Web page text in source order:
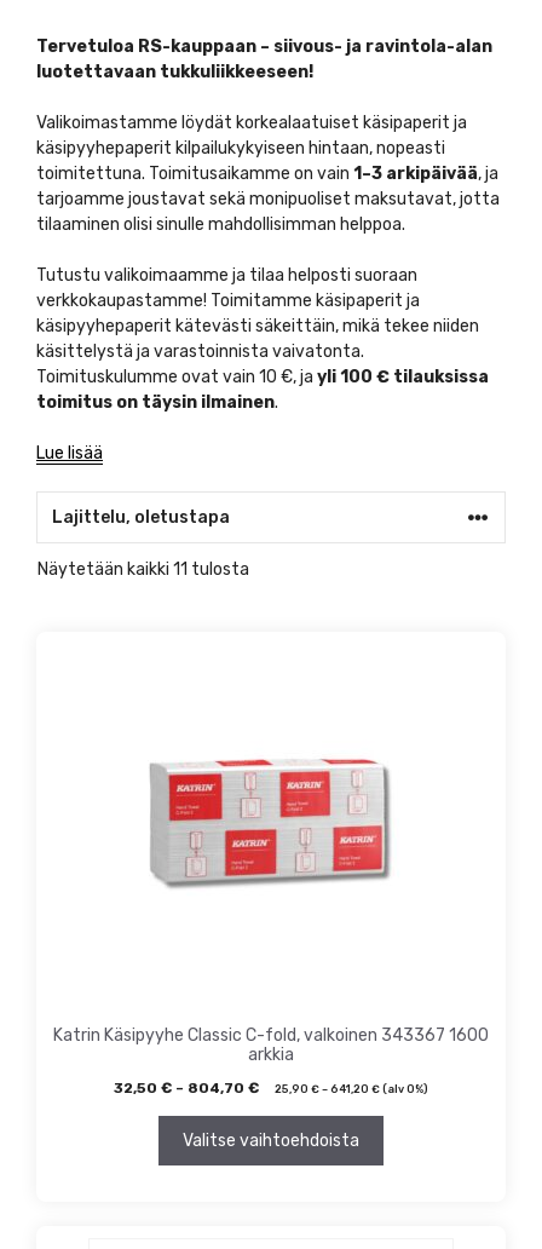
Tervetuloa RS-kauppaan – siivous- ja ravintola-alan
luotettavaan tukkuliikkeeseen!
Valikoimastamme löydät korkealaatuiset käsipaperit ja
käsipyyhepaperit kilpailukykyiseen hintaan, nopeasti
toimitettuna. Toimitusaikamme on vain 1–3 arkipäivää, ja
tarjoamme joustavat sekä monipuoliset maksutavat, jotta
tilaaminen olisi sinulle mahdollisimman helppoa.
Tutustu valikoimaamme ja tilaa helposti suoraan
verkkokaupastamme! Toimitamme käsipaperit ja
käsipyyhepaperit kätevästi säkeittäin, mikä tekee niiden
käsittelystä ja varastoinnista vaivatonta.
Toimituskulumme ovat vain 10 €, ja yli 100 € tilauksissa
toimitus on täysin ilmainen.
Lue lisää
Näytetään kaikki 11 tulosta
Katrin Käsipyyhe Classic C-fold, valkoinen 343367 1600
arkkia
32,50 € – 804,70 € 25,90 € – 641,20 € (alv 0%)
Valitse vaihtoehdoista